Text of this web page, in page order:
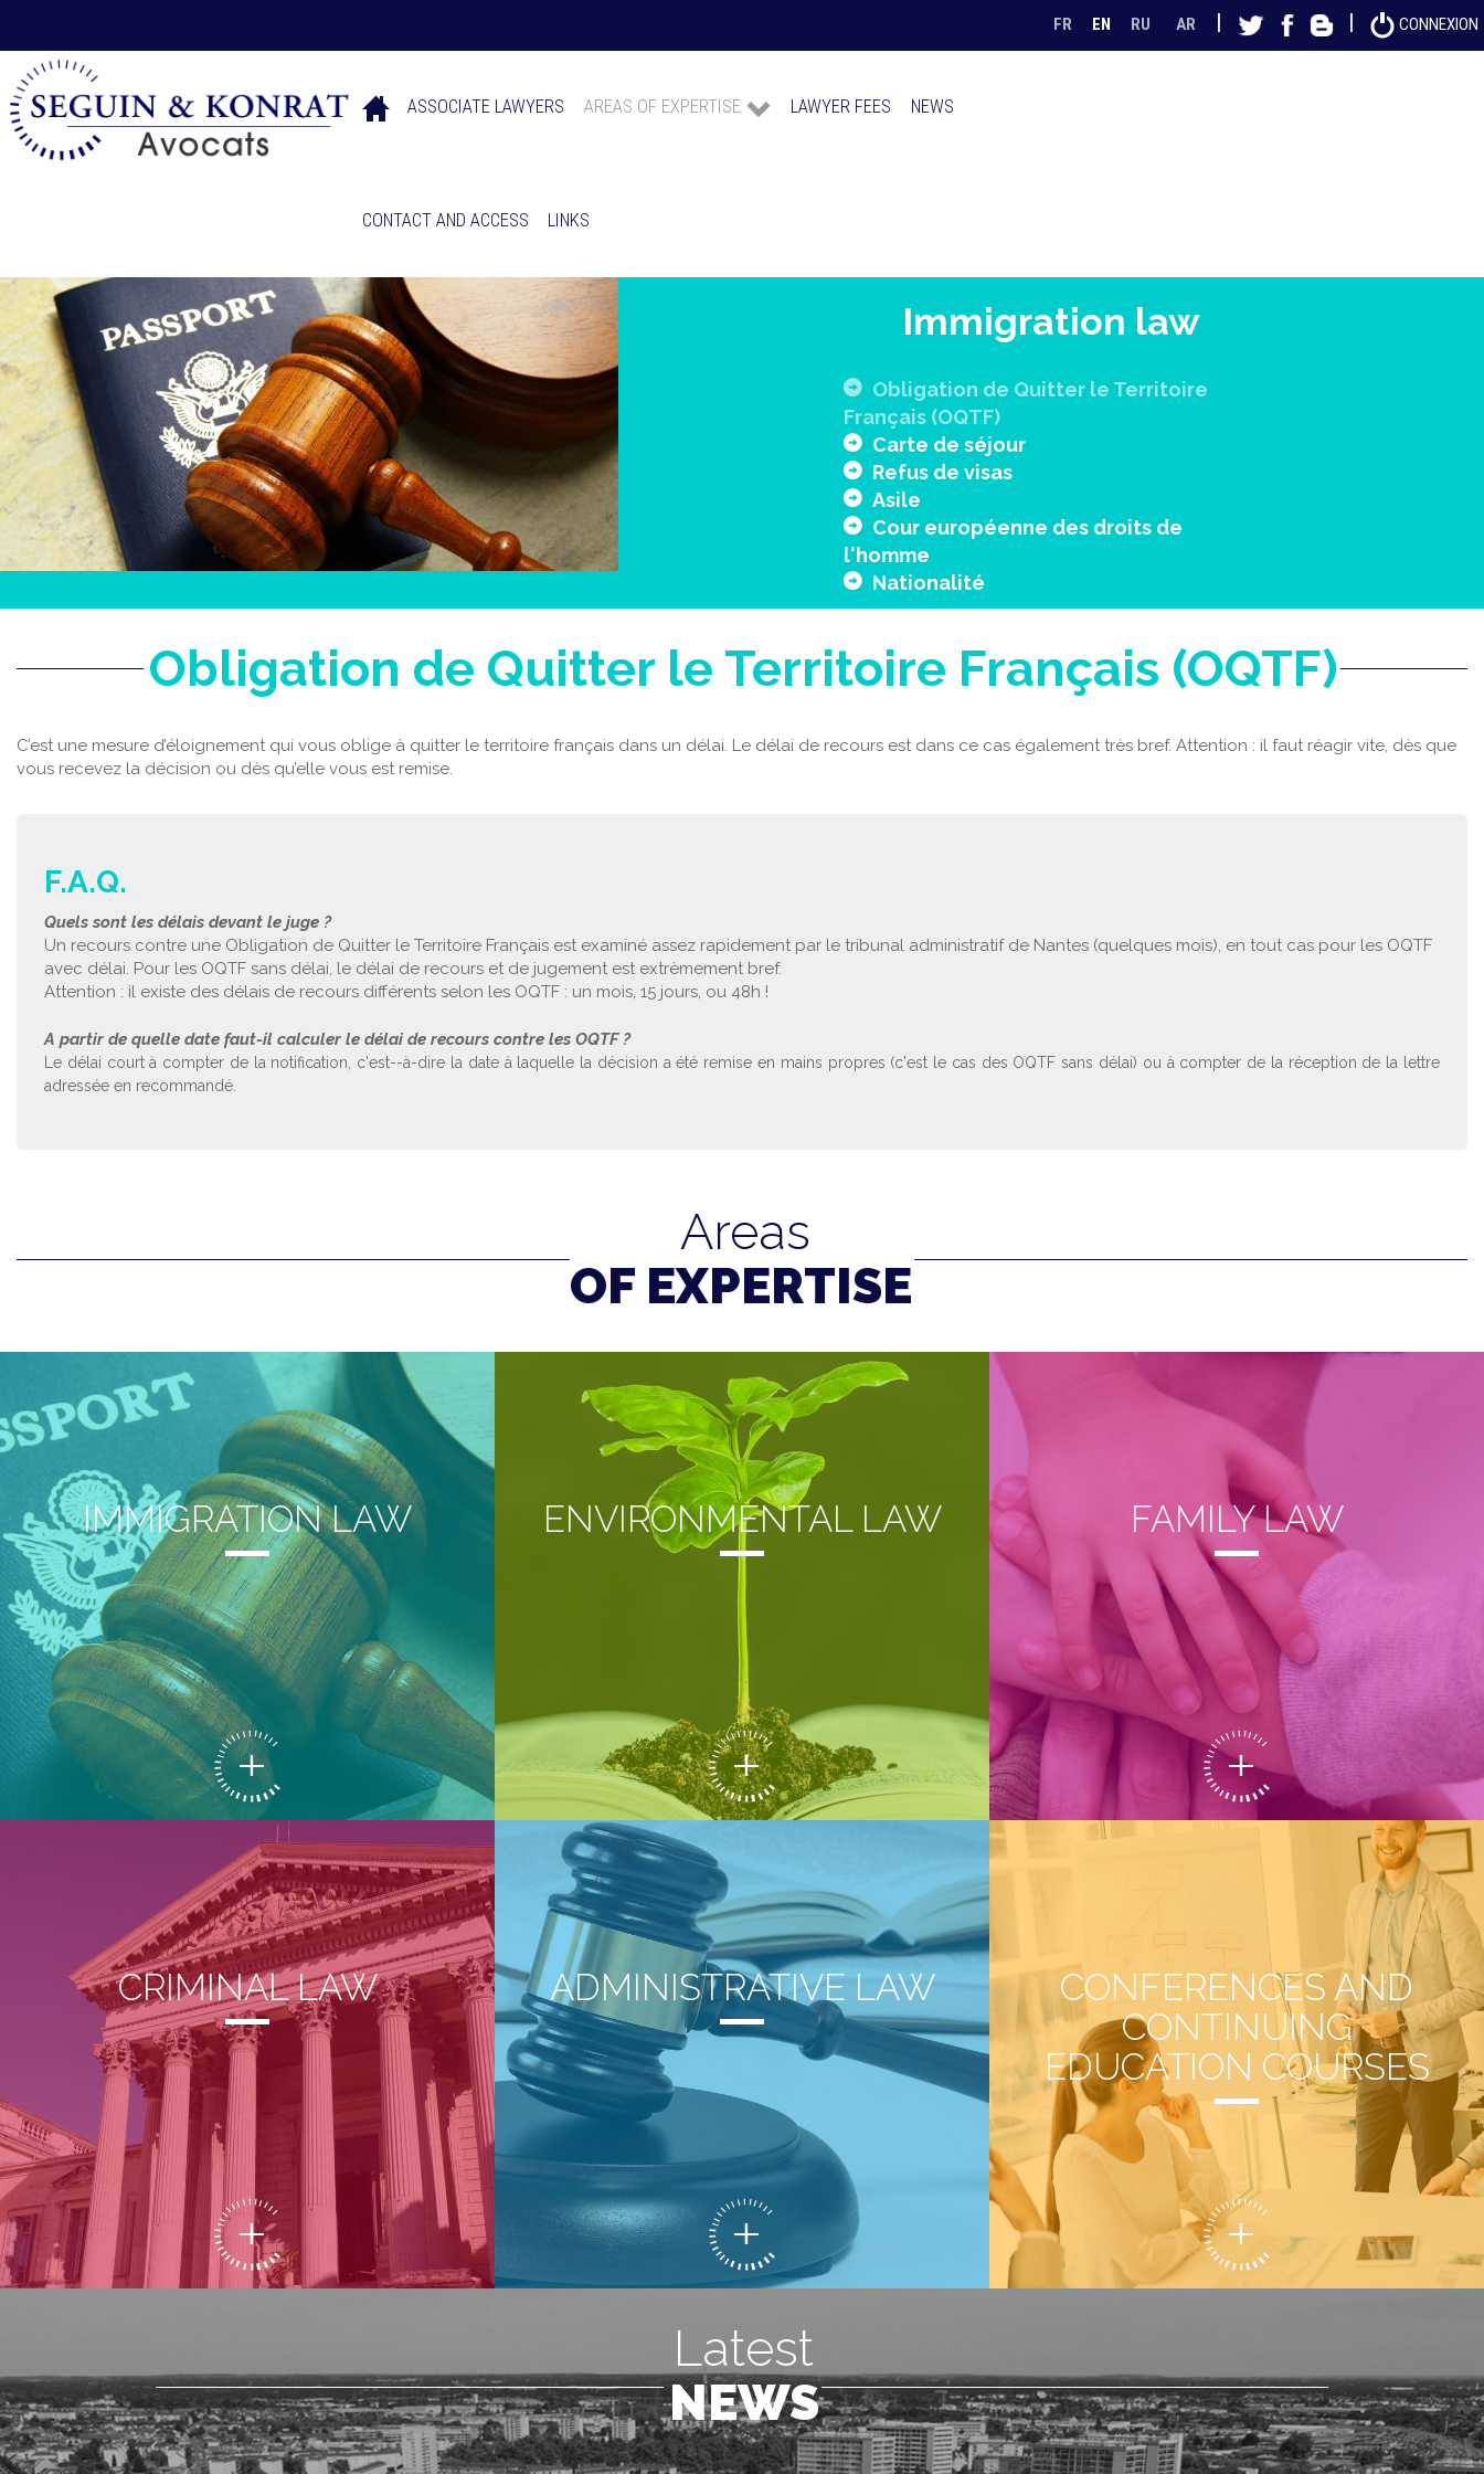
FR EN RU AR | | CONNEXION
ASSOCIATE LAWYERS AREAS OF EXPERTISE LAWYER FEES NEWS
CONTACT AND ACCESS LINKS
Immigration law
Obligation de Quitter le Territoire
Français (OQTF)
Carte de séjour
Refus de visas
Asile
Cour européenne des droits de
l'homme
Nationalité
Obligation de Quitter le Territoire Français (OQTF)
C’est une mesure d’éloignement qui vous oblige à quitter le territoire français dans un délai. Le délai de recours est dans ce cas également très bref. Attention : il faut réagir vite, dès que
vous recevez la décision ou dès qu’elle vous est remise.
F.A.Q.
Quels sont les délais devant le juge ?
Un recours contre une Obligation de Quitter le Territoire Français est examiné assez rapidement par le tribunal administratif de Nantes (quelques mois), en tout cas pour les OQTF
avec délai. Pour les OQTF sans délai, le délai de recours et de jugement est extrèmement bref.
Attention : il existe des délais de recours différents selon les OQTF : un mois, 15 jours, ou 48h !
A partir de quelle date faut-il calculer le délai de recours contre les OQTF ?
Le délai court à compter de la notification, c'est--à-dire la date à laquelle la décision a été remise en mains propres (c'est le cas des OQTF sans délai) ou à compter de la réception de la lettre
adressée en recommandé.
Areas
OF EXPERTISE
IMMIGRATION LAW ENVIRONMENTAL LAW FAMILY LAW
CRIMINAL LAW ADMINISTRATIVE LAW
CONFERENCES AND
CONTINUING
EDUCATION COURSES
Latest
NEWS